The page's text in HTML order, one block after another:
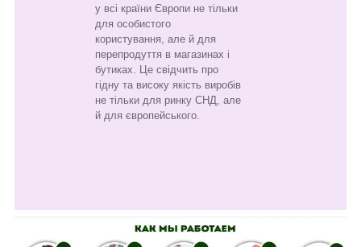
у всі країни Європи не тільки
для особистого
користування, але й для
перепродуття в магазинах і
бутиках. Це свідчить про
гідну та високу якість виробів
не тільки для ринку СНД, але
й для європейського.